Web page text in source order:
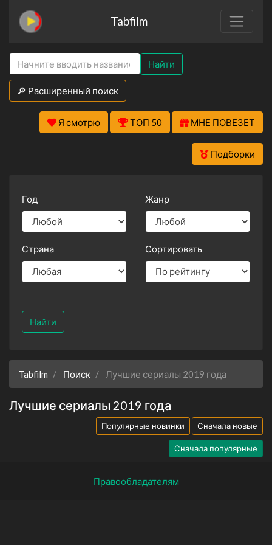
Tabfilm
Найти
🔎 Расширенный поиск
Я смотрю ТОП 50 МНЕ ПОВЕЗЕТ
Подборки
Год Жанр
Страна Сортировать
Найти
Tabfilm Поиск Лучшие сериалы 2019 года
Лучшие сериалы 2019 года
Популярные новинки Сначала новые
Сначала популярные
Правообладателям